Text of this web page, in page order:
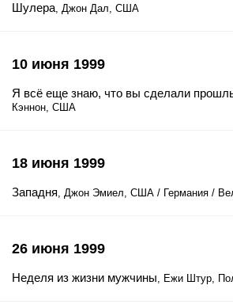
Шулера, Джон Дал, США
10 июня 1999
Я всё еще знаю, что вы сделали
Кэннон, США
18 июня 1999
Западня, Джон Эмиел, США / Германия /
26 июня 1999
Неделя из жизни мужчины, Ежи Штур,